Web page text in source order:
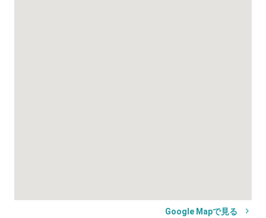
Google Mapで見る